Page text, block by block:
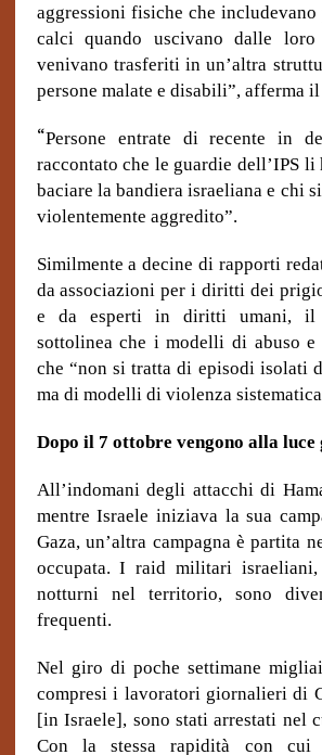
aggressioni fisiche che
calci quando uscivano dalle
venivano trasferiti in un’altra
persone malate e disabili”, afferma
“Persone entrate di recente in
raccontato che le guardie dell’IPS li
baciare la bandiera israeliana e chi
violentemente aggredito”.
Similmente a decine di rapporti
da associazioni per i diritti dei
e da esperti in diritti umani, il
sottolinea che i modelli di abuso e
che “non si tratta di episodi isolati
ma di modelli di violenza
Dopo il 7 ottobre vengono alla luce
All’indomani degli attacchi di
mentre Israele iniziava la sua
Gaza, un’altra campagna è partita
occupata. I raid militari israeliani,
notturni nel territorio, sono
frequenti.
Nel giro di poche settimane
compresi i lavoratori giornalieri di
[in Israele], sono stati arrestati nel
Con la stessa rapidità con cui